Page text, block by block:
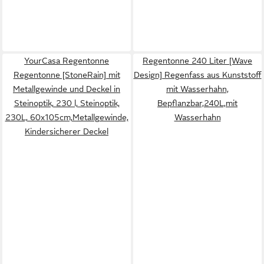
YourCasa Regentonne
Regentonne [StoneRain] mit
Metallgewinde und Deckel in
Steinoptik, 230 l, Steinoptik,
230L, 60x105cm,Metallgewinde,
Kindersicherer Deckel
Regentonne 240 Liter [Wave
Design] Regenfass aus Kunststoff
mit Wasserhahn,
Bepflanzbar,240L,mit
Wasserhahn